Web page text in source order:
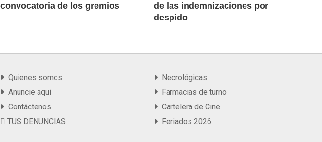
convocatoria de los gremios
de las indemnizaciones por
despido
Quienes somos
Anuncie aqui
Contáctenos
TUS DENUNCIAS
Necrológicas
Farmacias de turno
Cartelera de Cine
Feriados 2026